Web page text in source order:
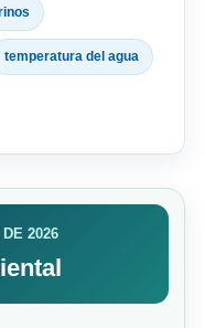
temperatura del agua
2026